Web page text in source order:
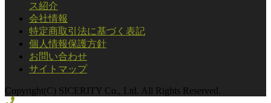
ス紹介
会社情報
特定商取引法に基づく表記
個人情報保護方針
お問い合わせ
サイトマップ
Copyright(C) SICERITY Co., Ltd. All Rights Reserved.